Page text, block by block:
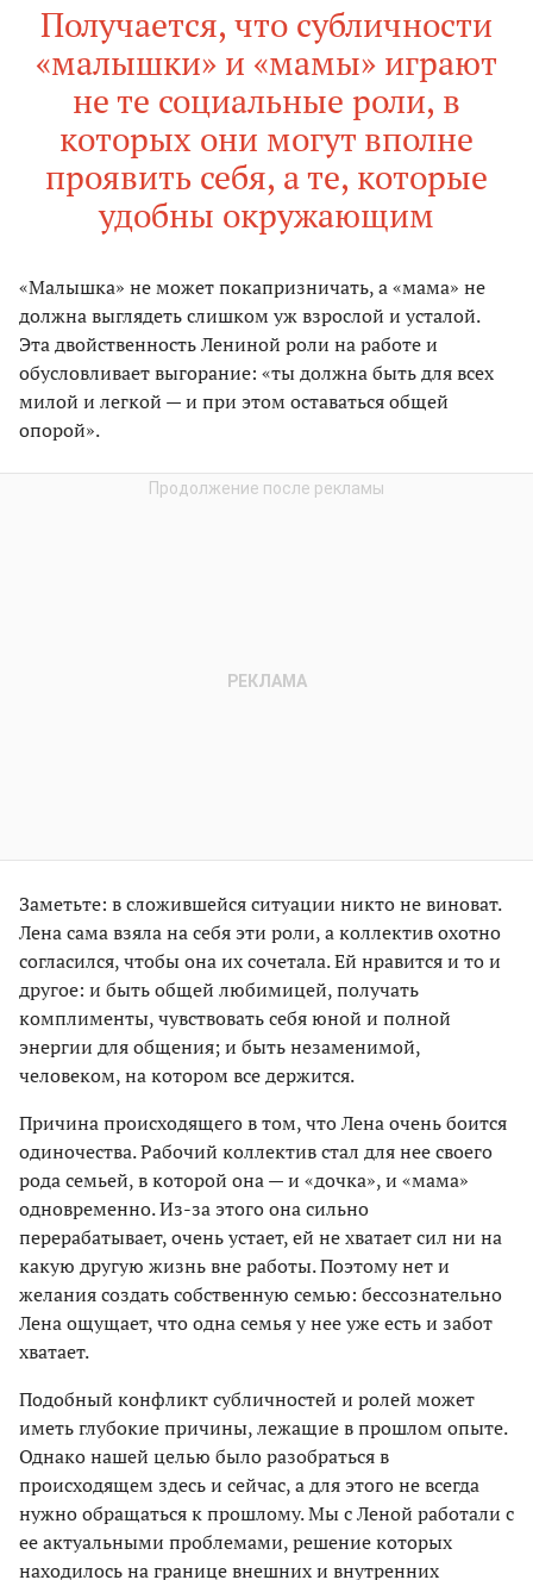
Получается, что субличности
«малышки» и «мамы» играют
не те социальные роли, в
которых они могут вполне
проявить себя, а те, которые
удобны окружающим
«Малышка» не может покапризничать, а «мама» не
должна выглядеть слишком уж взрослой и усталой.
Эта двойственность Лениной роли на работе и
обусловливает выгорание: «ты должна быть для всех
милой и легкой — и при этом оставаться общей
опорой».
Заметьте: в сложившейся ситуации никто не виноват.
Лена сама взяла на себя эти роли, а коллектив охотно
согласился, чтобы она их сочетала. Ей нравится и то и
другое: и быть общей любимицей, получать
комплименты, чувствовать себя юной и полной
энергии для общения; и быть незаменимой,
человеком, на котором все держится.
Причина происходящего в том, что Лена очень боится
одиночества. Рабочий коллектив стал для нее своего
рода семьей, в которой она — и «дочка», и «мама»
одновременно. Из-за этого она сильно
перерабатывает, очень устает, ей не хватает сил ни на
какую другую жизнь вне работы. Поэтому нет и
желания создать собственную семью: бессознательно
Лена ощущает, что одна семья у нее уже есть и забот
хватает.
Подобный конфликт субличностей и ролей может
иметь глубокие причины, лежащие в прошлом опыте.
Однако нашей целью было разобраться в
происходящем здесь и сейчас, а для этого не всегда
нужно обращаться к прошлому. Мы с Леной работали с
ее актуальными проблемами, решение которых
находилось на границе внешних и внутренних